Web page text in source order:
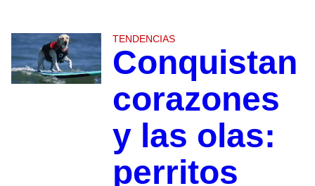
TENDENCIAS
Conquistan
corazones
y las olas:
perritos